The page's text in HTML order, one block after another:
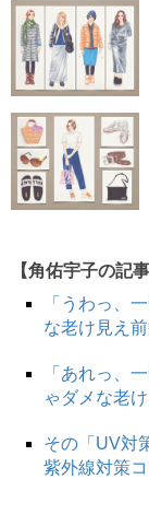
【角佑宇子の記
「うわっ、
な老け見え
「あれっ、
ゃダメな老
その「UV対
紫外線対策